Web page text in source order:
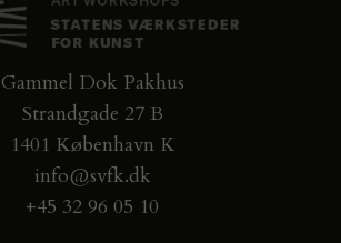
Gammel Dok Pakhus
Strandgade 27 B
1401 København K
info@svfk.dk
+45 32 96 05 10